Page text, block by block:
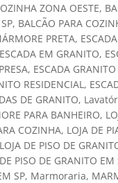
ZONA OESTE,
, BALCÃO PARA
PRETA,
ESCADA EM GRANITO,
, ESCADA GRANITO
RESIDENCIAL,
DE GRANITO,
PARA BANHEIRO,
COZINHA, LOJA DE
LOJA DE PISO DE
PISO DE GRANITO EM
SP, Marmoraria,